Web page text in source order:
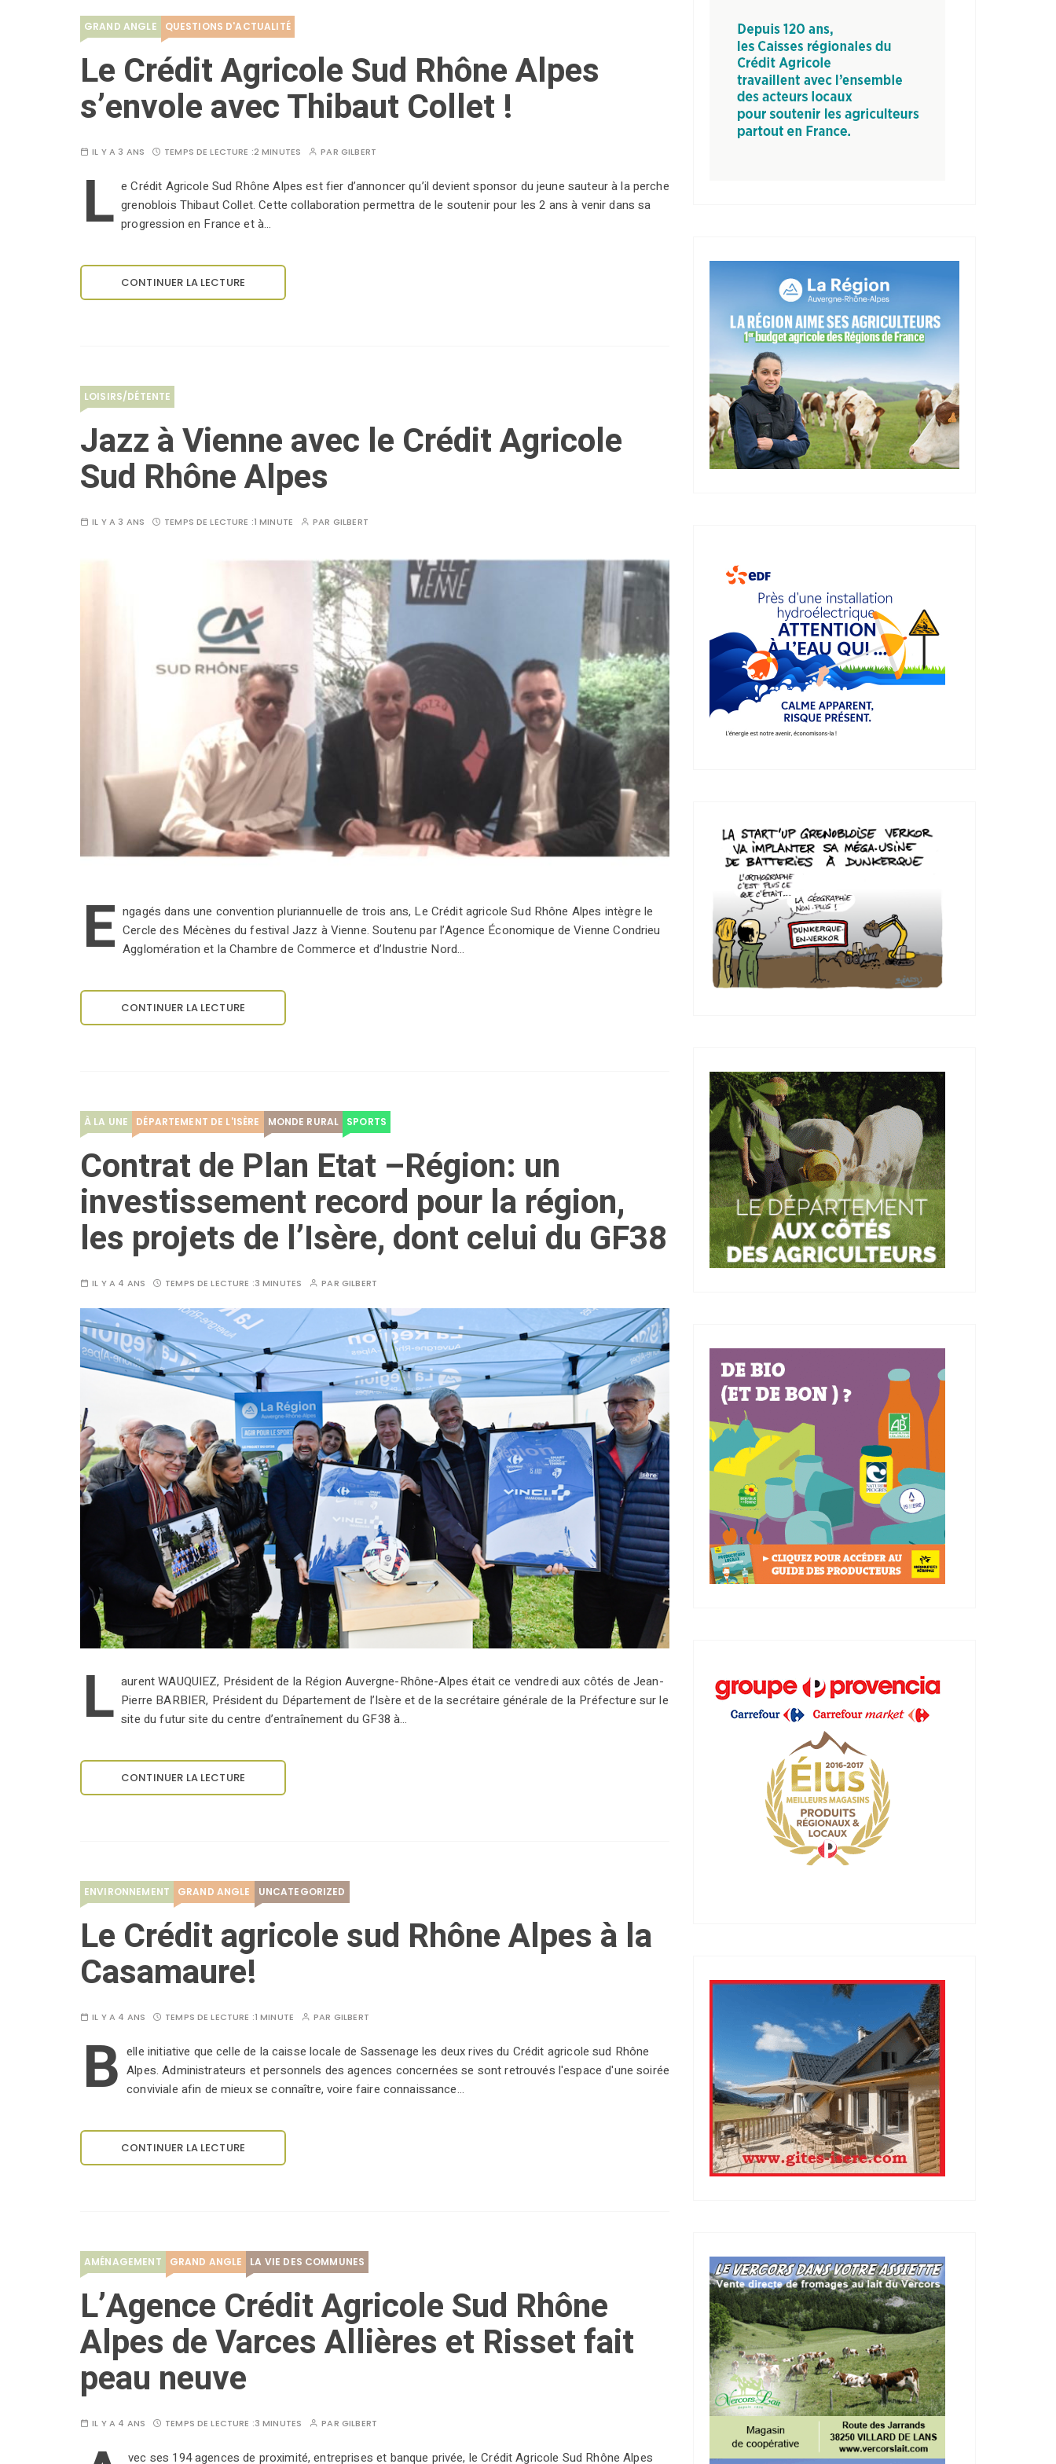
GRAND ANGLE QUESTIONS D'ACTUALITÉ
Le Crédit Agricole Sud Rhône Alpes
s’envole avec Thibaut Collet !
IL Y A 3 ANS TEMPS DE LECTURE :2 MINUTES PAR GILBERT
L e Crédit Agricole Sud Rhône Alpes est fier d’annoncer qu’il devient sponsor du jeune sauteur à la perche
grenoblois Thibaut Collet. Cette collaboration permettra de le soutenir pour les 2 ans à venir dans sa
progression en France et à…
CONTINUER LA LECTURE
LOISIRS/DÉTENTE
Jazz à Vienne avec le Crédit Agricole
Sud Rhône Alpes
IL Y A 3 ANS TEMPS DE LECTURE :1 MINUTE PAR GILBERT
E ngagés dans une convention pluriannuelle de trois ans, Le Crédit agricole Sud Rhône Alpes intègre le
Cercle des Mécènes du festival Jazz à Vienne. Soutenu par l’Agence Économique de Vienne Condrieu
Agglomération et la Chambre de Commerce et d’Industrie Nord…
CONTINUER LA LECTURE
À LA UNE DÉPARTEMENT DE L'ISÈRE MONDE RURAL SPORTS
Contrat de Plan Etat –Région: un
investissement record pour la région,
les projets de l’Isère, dont celui du GF38
IL Y A 4 ANS TEMPS DE LECTURE :3 MINUTES PAR GILBERT
L aurent WAUQUIEZ, Président de la Région Auvergne-Rhône-Alpes était ce vendredi aux côtés de Jean-
Pierre BARBIER, Président du Département de l’Isère et de la secrétaire générale de la Préfecture sur le
site du futur site du centre d’entraînement du GF38 à…
CONTINUER LA LECTURE
ENVIRONNEMENT GRAND ANGLE UNCATEGORIZED
Le Crédit agricole sud Rhône Alpes à la
Casamaure!
IL Y A 4 ANS TEMPS DE LECTURE :1 MINUTE PAR GILBERT
B elle initiative que celle de la caisse locale de Sassenage les deux rives du Crédit agricole sud Rhône
Alpes. Administrateurs et personnels des agences concernées se sont retrouvés l'espace d'une soirée
conviviale afin de mieux se connaître, voire faire connaissance…
CONTINUER LA LECTURE
AMÉNAGEMENT GRAND ANGLE LA VIE DES COMMUNES
L’Agence Crédit Agricole Sud Rhône
Alpes de Varces Allières et Risset fait
peau neuve
IL Y A 4 ANS TEMPS DE LECTURE :3 MINUTES PAR GILBERT
vec ses 194 agences de proximité, entreprises et banque privée, le Crédit Agricole Sud Rhône Alpes